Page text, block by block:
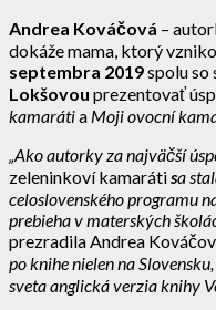
Andrea Kováčová –
dokáže mama, ktorý
septembra 2019spolu so
Lokšovou prezentovať
kamarátia Moji ovocní
„Ako autorky za najväčší
zeleninkoví kamarátisa
celoslovenského programu
prebieha v materských
prezradila Andrea
po knihe nielen na
sveta anglická verzia knihy